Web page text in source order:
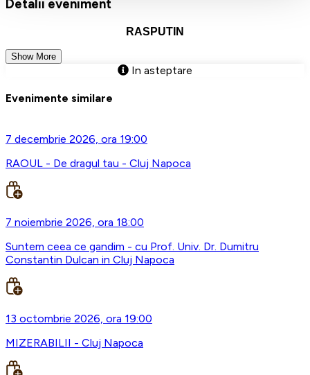
Detalii eveniment
RASPUTIN
Show More
In asteptare
Evenimente similare
7 decembrie 2026, ora 19:00
RAOUL - De dragul tau - Cluj Napoca
7 noiembrie 2026, ora 18:00
Suntem ceea ce gandim - cu Prof. Univ. Dr. Dumitru
Constantin Dulcan in Cluj Napoca
13 octombrie 2026, ora 19:00
MIZERABILII - Cluj Napoca